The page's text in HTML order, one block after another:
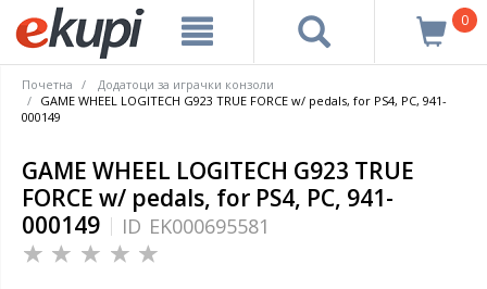
0
Почетна
Додатоци за играчки конзоли
GAME WHEEL LOGITECH G923 TRUE FORCE w/ pedals, for PS4, PC, 941-
000149
GAME WHEEL LOGITECH G923 TRUE
FORCE w/ pedals, for PS4, PC, 941-
000149
ID EK000695581